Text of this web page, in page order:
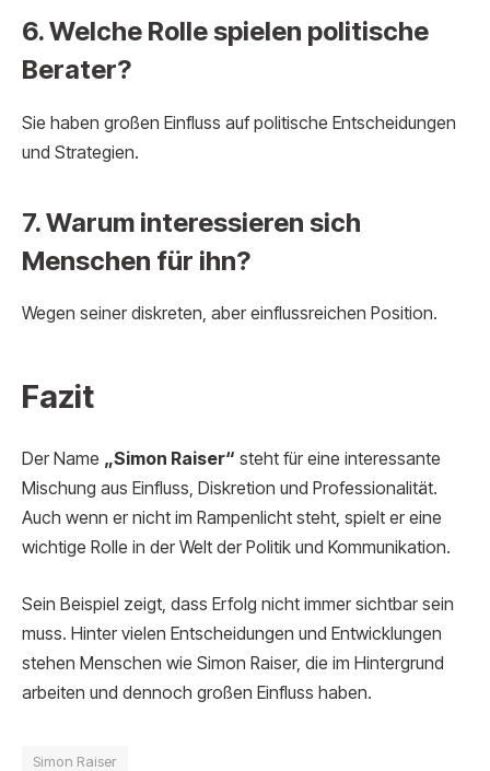
6. Welche Rolle spielen politische
Berater?
Sie haben großen Einfluss auf politische Entscheidungen
und Strategien.
7. Warum interessieren sich
Menschen für ihn?
Wegen seiner diskreten, aber einflussreichen Position.
Fazit
Der Name „Simon Raiser“ steht für eine interessante
Mischung aus Einfluss, Diskretion und Professionalität.
Auch wenn er nicht im Rampenlicht steht, spielt er eine
wichtige Rolle in der Welt der Politik und Kommunikation.
Sein Beispiel zeigt, dass Erfolg nicht immer sichtbar sein
muss. Hinter vielen Entscheidungen und Entwicklungen
stehen Menschen wie Simon Raiser, die im Hintergrund
arbeiten und dennoch großen Einfluss haben.
Simon Raiser